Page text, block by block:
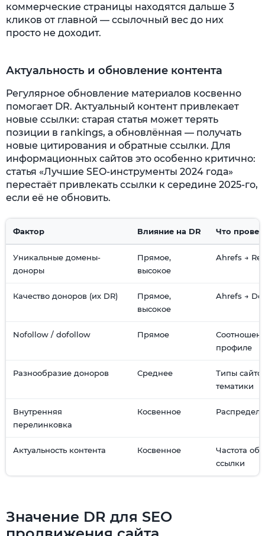
коммерческие страницы находятся дальше 3
кликов от главной — ссылочный вес до них
просто не доходит.
Актуальность и обновление контента
Регулярное обновление материалов косвенно
помогает DR. Актуальный контент привлекает
новые ссылки: старая статья может терять
позиции в rankings, а обновлённая — получать
новые цитирования и обратные ссылки. Для
информационных сайтов это особенно критично:
статья «Лучшие SEO-инструменты 2024 года»
перестаёт привлекать ссылки к середине 2025-го,
если её не обновить.
Фактор Влияние на DR Что
Уникальные домены-
доноры
Прямое,
высокое
Ahrefs →
Качество доноров (их DR)
Прямое,
высокое
Ahrefs →
Nofollow / dofollow Прямое
профиле
Разнообразие доноров Среднее
Типы
тематики
Внутренняя
перелинковка
Косвенное
Актуальность контента Косвенное
Частота
ссылки
Значение DR для SEO